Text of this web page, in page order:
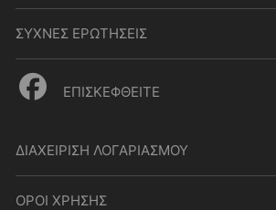
ΣΥΧΝΕΣ ΕΡΩΤΗΣΕΙΣ
ΕΠΙΣΚΕΦΘΕΙΤΕ
ΔΙΑΧΕΙΡΙΣΗ ΛΟΓΑΡΙΑΣΜΟΥ
ΟΡΟΙ ΧΡΗΣΗΣ